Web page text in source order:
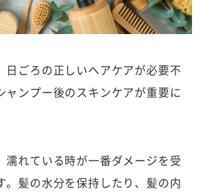
日ごろの正しいヘアケアが必要不
ャンプー後のスキンケアが重要に
濡れている時が一番ダメージを受
。髪の水分を保持したり、髪の内